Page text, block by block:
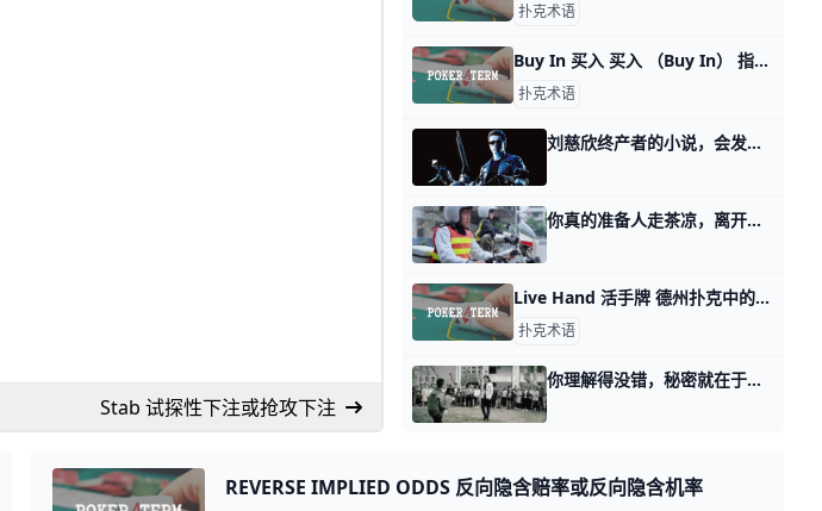
Stab 试探性下注或抢攻下注
扑克术语
Buy In 买入 买入 （Buy In） 指的是玩家加入一个现金游戏或比赛所需要支付的入场费用
扑克术语
刘慈欣终产者的小说，会发生么？ 前天我讲人这辈子如何拎得清的时候，我说token是为了把一切智力活动进行量化。 有读者问我，人类今天所有的生产关系都是建立在智力活动之上。 所谓
你真的准备人走茶凉，离开座位就啥也不是了么？ 那天我讲，个人财富是信息不对称决定的，以及如何闯过这其中的四关。 有读者看到第三关的时候，好奇的留言问我，上位者慌什么？ 这是个很有意思的问题，
Live Hand 活手牌 德州扑克中的 「Live Hand」意指一手牌在目前的局面下仍有可能透过后续的公共牌改善并取得胜利的机会。换句话说，这手牌的持有者有机会在接下来
扑克术语
你理解得没错，秘密就在于祁同伟的惊天一跪 那天系统性的讲预期管理，有读者问我，预期管理里面的自我预期管理的重点，是不是在于沉没成本的掌控？ 你理解的很对，就这意思。 我们历史上有一个典故
REVERSE IMPLIED ODDS 反向隐含赔率或反向隐含机率